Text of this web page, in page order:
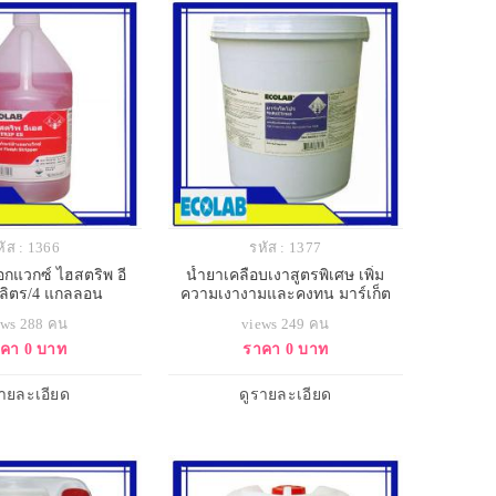
ส : 1366
กแวกซ์ ไฮสตริพ อี
ตร/4 แกลลอน
288 คน
า 0 บาท
ยละเอียด
รหัส : 1377
น้ำยาเคลือบเงาสูตรพิเศษ เพิ่ม
ความเงางามและคงทน มาร์เก็ต
views 249 คน
ราคา 0 บาท
ดูรายละเอียด